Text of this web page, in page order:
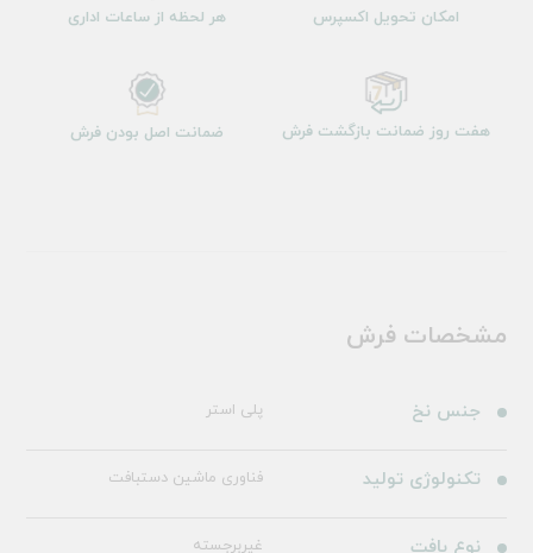
امکان تحویل اکسپرس هر لحظه از ساعات اداری
هفت روز ضمانت بازگشت فرش ضمانت اصل بودن فرش
مشخصات فرش
جنس نخ پلی استر
تکنولوژی تولید فناوری ماشین دستبافت
نوع بافت غیربرجسته